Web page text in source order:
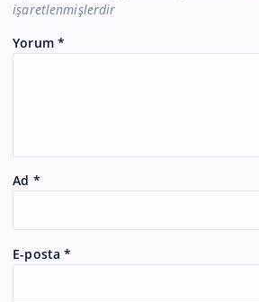
işaretlenmişlerdir
Yorum *
Ad *
E-posta*